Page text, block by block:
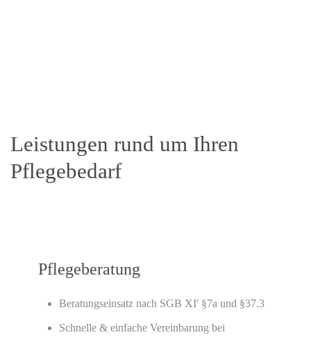
Leistungen rund um Ihren
Pflegebedarf
Pflegeberatung
Beratungseinsatz nach SGB XI' §7a und §37.3
Schnelle & einfache Vereinbarung bei